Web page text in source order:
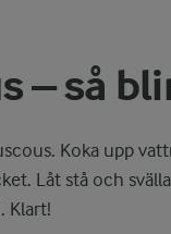
– så
Koka upp
Låt stå och
Klart!